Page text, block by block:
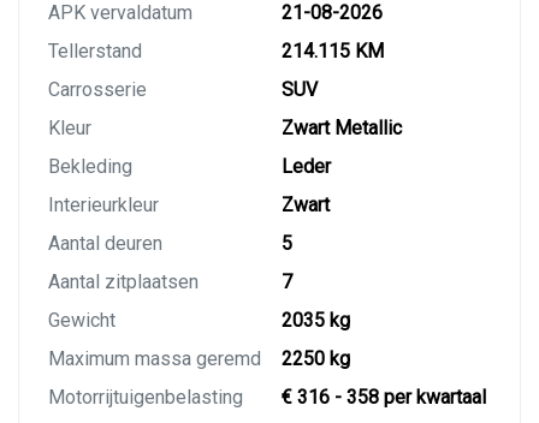
APK vervaldatum
21-08-2026
Tellerstand
214.115 KM
Carrosserie
SUV
Kleur
Zwart Metallic
Bekleding
Leder
Interieurkleur
Zwart
Aantal deuren
5
Aantal zitplaatsen
7
Gewicht
2035 kg
Maximum massa geremd
2250 kg
Motorrijtuigenbelasting
€ 316 - 358 per kwartaal